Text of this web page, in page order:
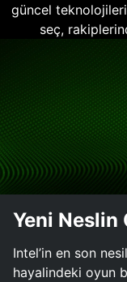
güncel
seç,
Yeni Neslin
Intel’in en son
hayalindeki oyun